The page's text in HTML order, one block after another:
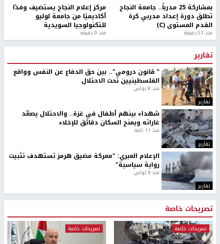
بمشاركة 25 مدرباً.. جامعة النجاح
تطلق دورة إعداد مدربي كرة
القدم المستوى (C)
منذ 51 دقيقة
مركز إعلام النجاح يستضيف وفدًا
أكاديميًا من جامعة لوليو
للتكنولوجيا السويدية
منذ 9 دقيقة
تقارير
تقارير
" قانون درومي".. بين حق الدفاع عن النفس وواقع
الفلسطينيين تحت الاحتلال
منذ 8 ثواني
تقارير
شهداء بينهم أطفال في غزة.. والاحتلال يصعّد
غاراته ويمنح السكان دقائق للإخلاء
منذ 11 ثانية
تقارير
الإعلام العبري: "معركة مضيق هرمز تستهدف تثبيت
رواية سياسية"
منذ 9 ثواني
تصريحات خاصة
تصريحات خاصة تصريحات خاصة